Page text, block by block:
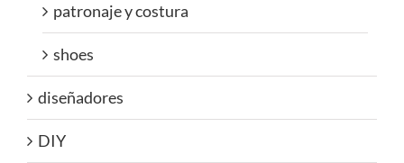
patronaje y costura
shoes
diseñadores
DIY